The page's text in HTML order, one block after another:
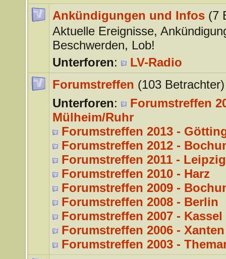
Ankündigungen und Infos (7
Aktuelle Ereignisse,
Beschwerden, Lob!
Unterforen:
LV-Radio
Forumstreffen (103 Betrachter)
Unterforen:
Forumstreffen
Mülheim/Ruhr
Forumstreffen 2013 -
Forumstreffen 2012 -
Forumstreffen 2011 - Leipzig
Forumstreffen 2010 - Harz
Forumstreffen 2009 -
Forumstreffen 2008 - Berlin
Forumstreffen 2007 - Kassel
Forumstreffen 2006 - Xanten
Forumstreffen 2003 -